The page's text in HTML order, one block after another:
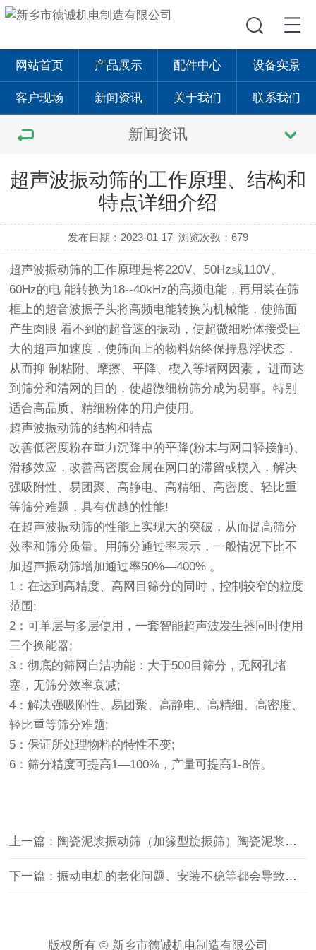
网站首页 产品展示 配件中心 设备实景
客户现场 新闻资讯 关于我们 联系我们
新闻资讯
超声波振动筛的工作原理、结构和
特点详细介绍
发布日期：2023-01-17 浏览次数：679
超声波振动筛的工作原理是将220V、50Hz或110V、
60Hz的电 能转换为18--40kHz的高频电能，再用装在筛
框上的超音波振子头将高频电能转换为机械能，使筛面
产生肉眼 看不到的超音速的振动，使超微细粉体接受巨
大的超声加速度，使筛面上的物料始终保持悬浮状态，
从而抑 制粘附、摩擦、平降、楔入等堵网因素， 进而达
到筛分和清网的目的，使超微细粉筛分成为易事。特别
适合高品质、精细粉体的用户使用。
超声波振动筛的结构和特点
改善低密度粉在重力沉降中的平降(粉末与网口轻接触)、
滑移效应，改善高密度金属在网口的滞留或楔入，解决
强吸附性、易团聚、高静电、高精细、高密度、轻比重
等筛分难题，具有优越的性能!
在超声波振动筛的性能上实现大的突破，从而提高筛分
效率和筛分质量。用筛分通过率表示，一般情况下比不
加超声振动筛增加通过率50%—400% 。
1：在达到高精度、高网目筛分的同时，控制较窄的粒度
范围;
2：可单层与多层使用，一套智能超声波发生器同时使用
三个换能器;
3：彻底的筛网自洁功能：大于500目筛分，无网孔堵
塞，无筛分效率衰减;
4：解决强吸附性、易团聚、高静电、高精细、高密度、
轻比重等筛分难题;
5：保证所处理物料的特性不变;
6：筛分精度可提高1—100%，产量可提高1-8倍。
上一篇：陶瓷泥浆振动筛（加缘型旋振筛）陶瓷泥浆等浆液过滤方面有较好表现
下一篇：振动电机的老化问题、安装不稳等都会导致振动筛发生噪音过大
版权所有 © 新乡市德诚机电制造有限公司